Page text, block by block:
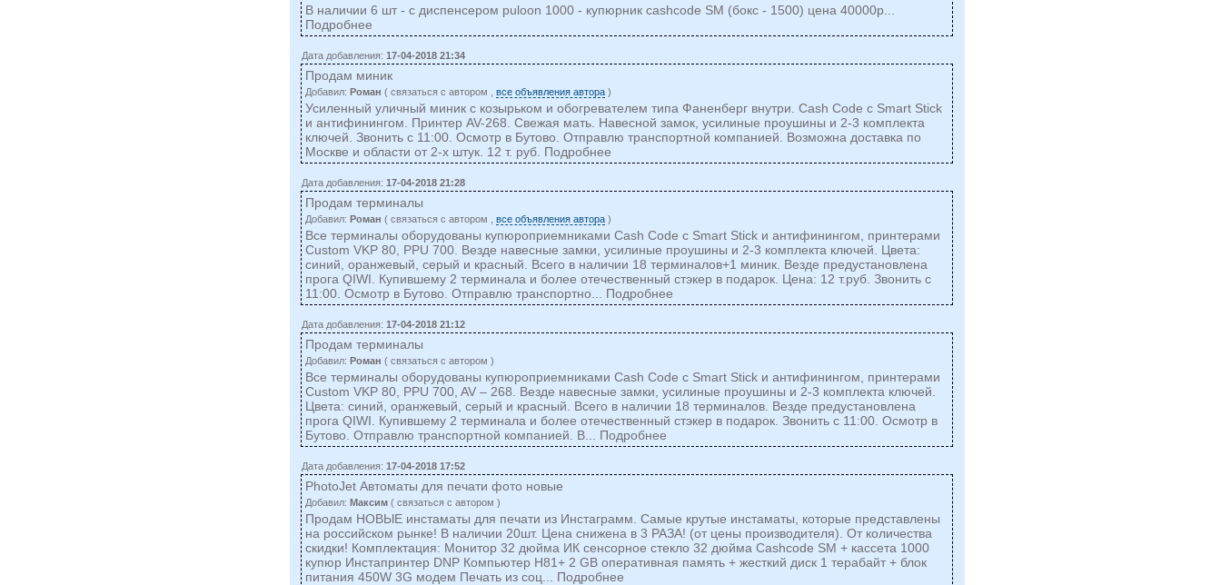
В наличии 6 шт - с диспенсером puloon 1000 - купюрник cashcode SM (бокс - 1500) цена 40000р...
Подробнее
Дата добавления:17-04-2018 21:34
Продам миник
Добавил:Роман ( cвязаться c автором ,все объявления автора )
Усиленный уличный миник с козырьком и обогревателем типа Фаненберг внутри. Cash Code c Smart Stick
и антифинингом. Принтер AV-268. Свежая мать. Навесной замок, усилиные проушины и 2-3 комплекта
ключей. Звонить с 11:00. Осмотр в Бутово. Отправлю транспортной компанией. Возможна доставка по
Москве и области от 2-х штук. 12 т. руб. Подробнее
Дата добавления:17-04-2018 21:28
Продам терминалы
Добавил:Роман ( cвязаться c автором ,все объявления автора )
Все терминалы оборудованы купюроприемниками Cash Code c Smart Stick и антифинингом, принтерами
Custom VKP 80, PPU 700. Везде навесные замки, усилиные проушины и 2-3 комплекта ключей. Цвета:
синий, оранжевый, серый и красный. Всего в наличии 18 терминалов+1 миник. Везде предустановлена
прога QIWI. Купившему 2 терминала и более отечественный стэкер в подарок. Цена: 12 т.руб. Звонить с
11:00. Осмотр в Бутово. Отправлю транспортно... Подробнее
Дата добавления:17-04-2018 21:12
Продам терминалы
Добавил:Роман ( cвязаться c автором )
Все терминалы оборудованы купюроприемниками Cash Code c Smart Stick и антифинингом, принтерами
Custom VKP 80, PPU 700, AV – 268. Везде навесные замки, усилиные проушины и 2-3 комплекта ключей.
Цвета: синий, оранжевый, серый и красный. Всего в наличии 18 терминалов. Везде предустановлена
прога QIWI. Купившему 2 терминала и более отечественный стэкер в подарок. Звонить с 11:00. Осмотр в
Бутово. Отправлю транспортной компанией. В... Подробнее
Дата добавления:17-04-2018 17:52
PhotoJet Автоматы для печати фото новые
Добавил:Максим ( cвязаться c автором )
Продам НОВЫЕ инстаматы для печати из Инстаграмм. Самые крутые инстаматы, которые представлены
на российском рынке! В наличии 20шт. Цена снижена в 3 РАЗА! (от цены производителя). От количества
скидки! Комплектация: Монитор 32 дюйма ИК сенсорное стекло 32 дюйма Cashcode SM + кассета 1000
купюр Инстапринтер DNP Компьютер H81+ 2 GB оперативная память + жесткий диск 1 терабайт + блок
питания 450W 3G модем Печать из соц... Подробнее